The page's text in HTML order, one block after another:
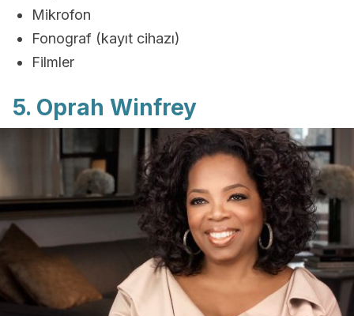
Mikrofon
Fonograf (kayıt cihazı)
Filmler
5. Oprah Winfrey